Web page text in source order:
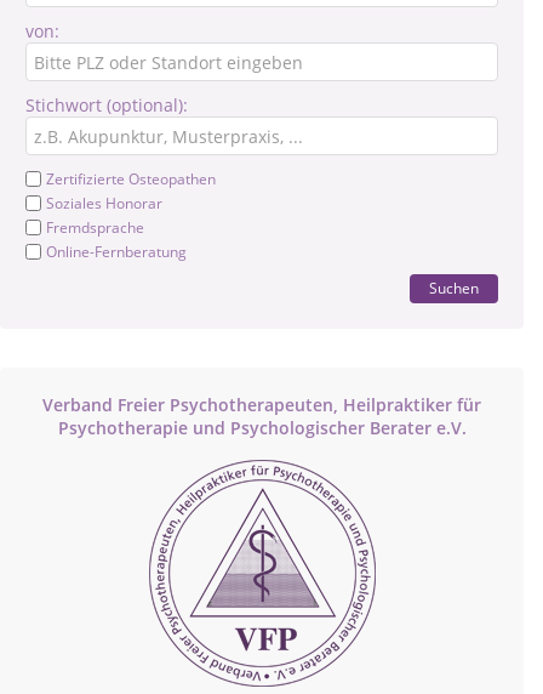
von:
Stichwort (optional):
Zertifizierte Osteopathen
Soziales Honorar
Fremdsprache
Online-Fernberatung
Suchen
Verband Freier Psychotherapeuten, Heilpraktiker für
Psychotherapie und Psychologischer Berater e.V.